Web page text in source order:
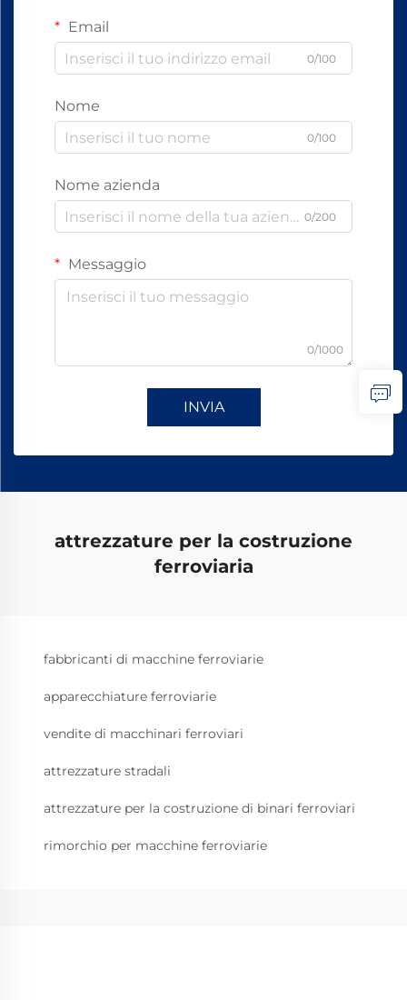
Email
0/100
Nome
0/100
Nome azienda
0/200
Messaggio
0/1000
INVIA
attrezzature per la costruzione
ferroviaria
fabbricanti di macchine ferroviarie
apparecchiature ferroviarie
vendite di macchinari ferroviari
attrezzature stradali
attrezzature per la costruzione di binari ferroviari
rimorchio per macchine ferroviarie